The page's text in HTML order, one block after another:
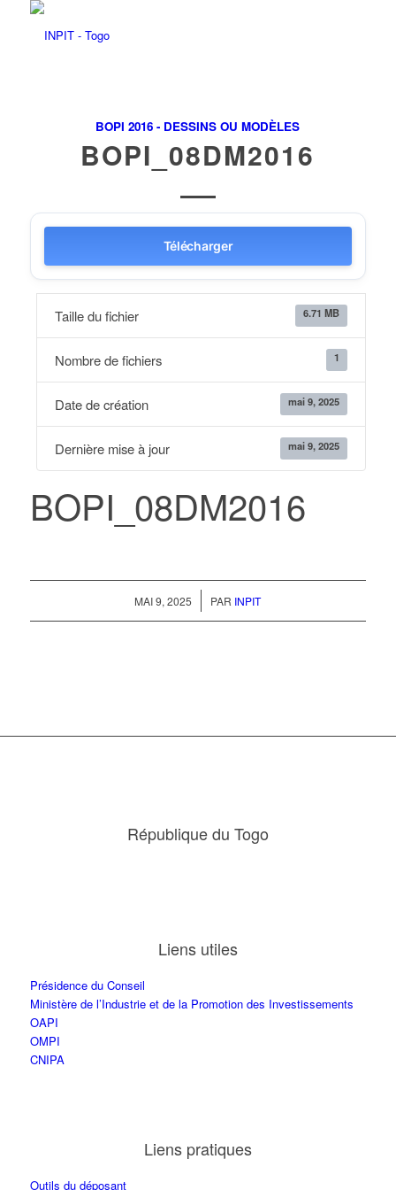
BOPI 2016 - DESSINS OU MODÈLES
BOPI_08DM2016
Télécharger
Taille du fichier 6.71 MB
Nombre de fichiers 1
Date de création mai 9, 2025
Dernière mise à jour mai 9, 2025
BOPI_08DM2016
MAI 9, 2025
/ PAR INPIT
République du Togo
Liens utiles
Présidence du Conseil
Ministère de l’Industrie et de la Promotion des Investissements
OAPI
OMPI
CNIPA
Liens pratiques
Outils du déposant